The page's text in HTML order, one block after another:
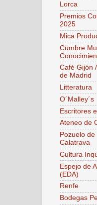
Lorca
Premios
2025
Mica
Cumbre
Café Gijón
de Madrid
Litteratura
O´Malley´s
Escritores
Ateneo de
Pozuelo de
Calatrava
Cultura
Espejo de
(EDA)
Renfe
Bodegas